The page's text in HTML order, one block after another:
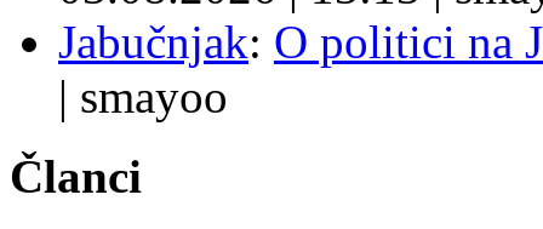
Jabučnjak: O politici na
| smayoo
Članci